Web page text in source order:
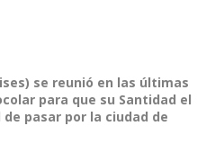
se reunió en las últimas
para que su Santidad el
pasar por la ciudad de